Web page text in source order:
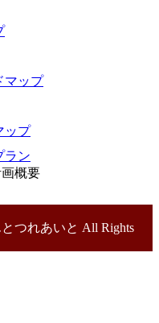
マップ
ップ
ラン
概要
つれあいと All Rights